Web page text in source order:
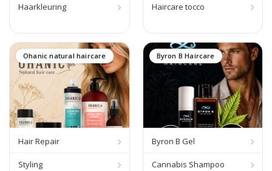
Haarkleuring Haircare tocco
Ohanic natural haircare
Hair Repair
Styling
Byron B Haircare
Byron B Gel
Cannabis Shampoo